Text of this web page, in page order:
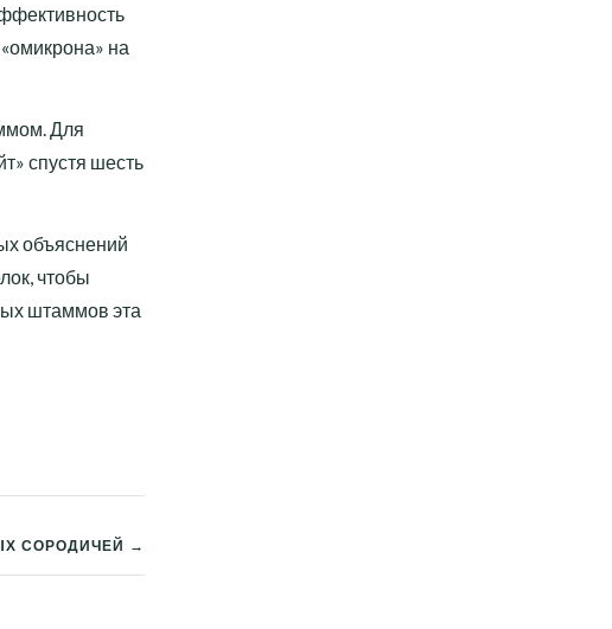
на
Для
спустя шесть
объяснений
чтобы
штаммов эта
СОРОДИЧЕЙ →